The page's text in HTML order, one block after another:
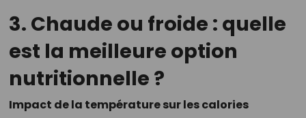
3. Chaude ou froide : quelle
est la meilleure option
nutritionnelle ?
Impact de la température sur les calories